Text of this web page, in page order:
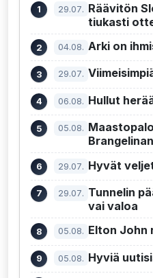
29.07. Räävitön
tiukasti
04.08. Arki on
29.07.
06.08. Hullut
05.08.
29.07. Hyvät
29.07. Tunnelin
vai valoa
05.08. Elton John
05.08. Hyviä